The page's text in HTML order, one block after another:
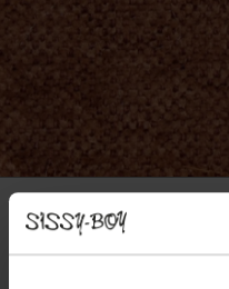
Stofstaal Caro Cognac 28
0.25